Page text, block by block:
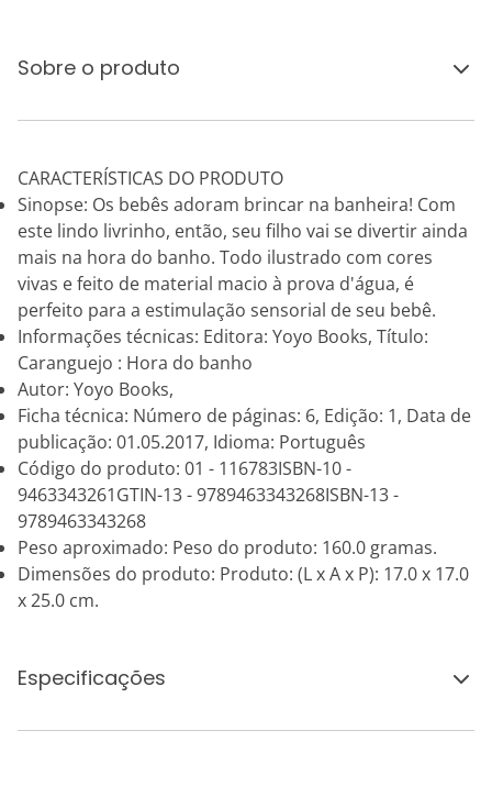
Sobre o produto
CARACTERÍSTICAS DO PRODUTO
Sinopse: Os bebês adoram brincar na banheira! Com
este lindo livrinho, então, seu filho vai se divertir ainda
mais na hora do banho. Todo ilustrado com cores
vivas e feito de material macio à prova d'água, é
perfeito para a estimulação sensorial de seu bebê.
Informações técnicas: Editora: Yoyo Books, Título:
Caranguejo : Hora do banho
Autor: Yoyo Books,
Ficha técnica: Número de páginas: 6, Edição: 1, Data de
publicação: 01.05.2017, Idioma: Português
Código do produto: 01 - 116783ISBN-10 -
9463343261GTIN-13 - 9789463343268ISBN-13 -
9789463343268
Peso aproximado: Peso do produto: 160.0 gramas.
Dimensões do produto: Produto: (L x A x P): 17.0 x 17.0
x 25.0 cm.
Especificações